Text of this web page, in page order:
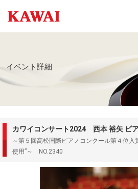
イベント詳細
カワイコンサート2024 西本 裕矢 ピ
～第５回高松国際ピアノコンクール第４位入
使用”～ NO.2340